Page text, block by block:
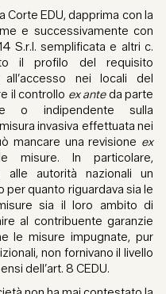
EDU, dapprima con la
e successivamente con
S.r.l. semplificata e altri c.
il profilo del requisito
all’accesso nei locali del
il controllo ex anteda parte
o indipendente sulla
invasiva effettuata nei
mancare una revisione ex
misure. In particolare,
alle autorità nazionali un
quanto riguardava sia le
sia il loro ambito di
al contribuente garanzie
le misure impugnate, pur
non fornivano il livello
dell’art. 8 CEDU.